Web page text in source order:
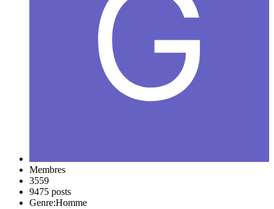
Membres
3559
9475 posts
Genre:Homme